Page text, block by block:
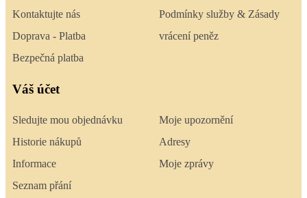
Kontaktujte nás
Doprava - Platba
Bezpečná platba
Podmínky služby & Zásady
vrácení peněz
Váš účet
Sledujte mou objednávku
Historie nákupů
Informace
Seznam přání
Moje upozornění
Adresy
Moje zprávy